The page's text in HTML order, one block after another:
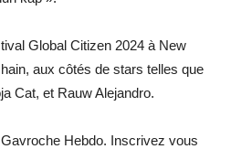
Global Citizen 2024 à New
aux côtés de stars telles que
Cat, et Rauw Alejandro.
Hebdo. Inscrivez vous